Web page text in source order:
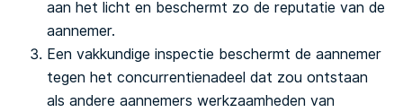
aan het licht en beschermt zo de reputatie van de
aannemer.
Een vakkundige inspectie beschermt de aannemer
tegen het concurrentienadeel dat zou ontstaan
als andere aannemers werkzaamheden van